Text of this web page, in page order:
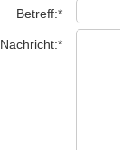
Betreff:*
Nachricht:*